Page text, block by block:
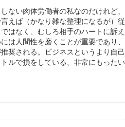
ない肉体労働者の私なのだけれど、
えば（かなり雑な整理になるが）従
はなく、むしろ相手のハートに訴え
は人間性を磨くことが重要であり、
奨される。ビジネスというより自己
ルで損をしている、非常にもったい